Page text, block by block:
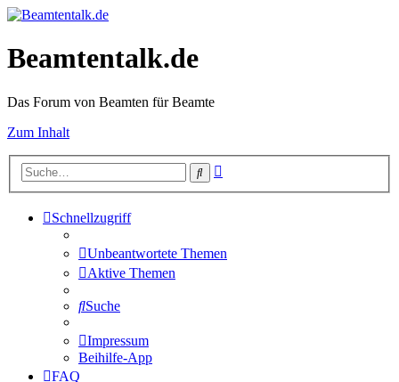
Beamtentalk.de
Das Forum von Beamten für Beamte
Zum Inhalt
Suche
Schnellzugriff
Unbeantwortete Themen
Aktive Themen
Suche
Impressum
Beihilfe-App
FAQ